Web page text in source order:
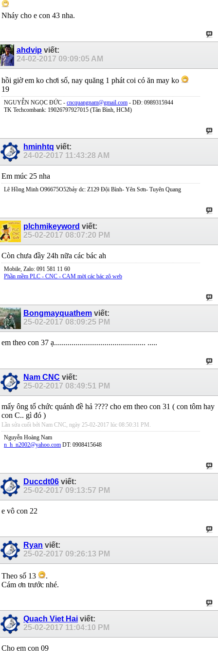
Nháy cho e con 43 nha.
ahdvip viết:
24-02-2017 09:09:05 AM
hồi giờ em ko chơi số, nay quăng 1 phát coi có ăn may ko
19
NGUYỄN NGỌC ĐỨC - cncquangnam@gmail.com - DĐ: 0989315944
TK Techcombank: 19026797927015 (Tân Bình, HCM)
hminhtq viết:
24-02-2017 11:43:28 AM
Em múc 25 nha
Lê Hồng Minh O96675O52bảy dc: Z129 Đội Bình- Yên Sơn- Tuyên Quang
plchmikeyword viết:
25-02-2017 08:07:20 PM
Còn chưa đầy 24h nữa các bác ah
Mobile, Zalo: 091 581 11 60
Phần mềm PLC - CNC - CAM mời các bác zô web
Bongmayquathem viết:
25-02-2017 08:09:25 PM
em theo con 37 ạ............................................... .....
Nam CNC viết:
25-02-2017 08:49:51 PM
mấy ông tổ chức quánh đề hả ???? cho em theo con 31 ( con tôm hay
con C.. gì đó )
Lần sửa cuối bởi Nam CNC, ngày 25-02-2017 lúc 08:50:31 PM .
Nguyễn Hoàng Nam
n_h_n2002@yahoo.com DT: 0908415648
Duccdt06 viết:
25-02-2017 09:13:57 PM
e vô con 22
Ryan viết:
25-02-2017 09:26:13 PM
Theo số 13
.
Cám ơn trước nhé.
Quach Viet Hai viết:
25-02-2017 11:04:10 PM
Cho em con 09